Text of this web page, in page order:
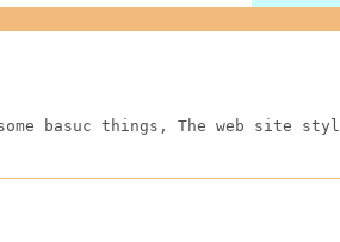
basuc things, The web